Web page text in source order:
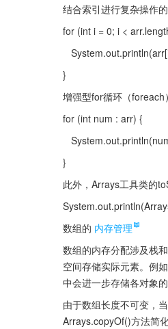
结合索引进行复杂操作的
for (int i = 0; i <
}
增强型for循环（foreach
for (int num : arr) {
}
此外，Arrays工具类的
数组的 内存管理
数组的内存分配涉及栈
空间存储实际元素。例
中会进一步存储各对象的
由于数组长度不可变，
Arrays.copyOf()方法简